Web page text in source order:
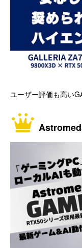
ユーザー評価も高い